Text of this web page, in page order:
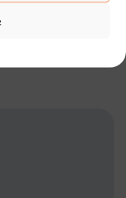
tudi dodatne
in
različne